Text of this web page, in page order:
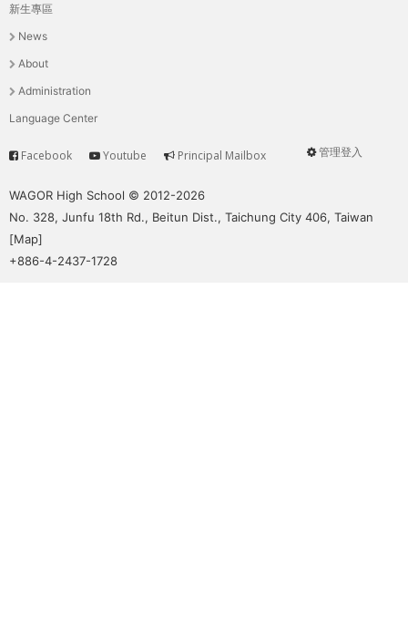
主
選
單
新生專區
News
About
Administration
Language Center
User
管理登入
Service
Facebook Youtube Principal Mailbox
WAGOR High School © 2012-2026
No. 328, Junfu 18th Rd., Beitun Dist., Taichung City 406, Taiwan
[Map]
+886-4-2437-1728